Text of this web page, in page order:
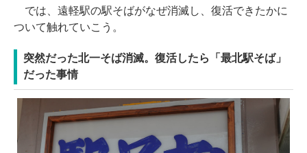
では、遠軽駅の駅そばがなぜ消滅し、復活できたかに
ついて触れていこう。
突然だった北一そば消滅。復活したら「最北駅そば」
だった事情